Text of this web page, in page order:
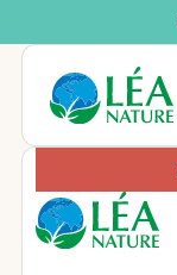
Aller
contenu